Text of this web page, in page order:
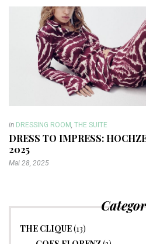
in DRESSING ROOM THE SUITE
DRESS TO IMPRESS:
2025
Mai 28, 2025
THE CLIQUE(13)